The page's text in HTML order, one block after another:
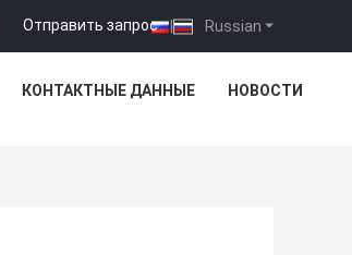
Russian
Отправить запрос |
КОНТАКТНЫЕ ДАННЫЕ НОВОСТИ